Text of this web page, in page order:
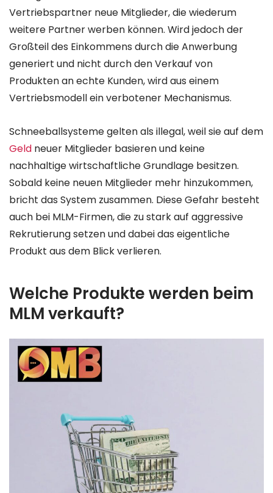
Vertriebspartner neue Mitglieder, die wiederum
weitere Partner werben können. Wird jedoch der
Großteil des Einkommens durch die Anwerbung
generiert und nicht durch den Verkauf von
Produkten an echte Kunden, wird aus einem
Vertriebsmodell ein verbotener Mechanismus.
Schneeballsysteme gelten als illegal, weil sie auf dem
Geld neuer Mitglieder basieren und keine
nachhaltige wirtschaftliche Grundlage besitzen.
Sobald keine neuen Mitglieder mehr hinzukommen,
bricht das System zusammen. Diese Gefahr besteht
auch bei MLM-Firmen, die zu stark auf aggressive
Rekrutierung setzen und dabei das eigentliche
Produkt aus dem Blick verlieren.
Welche Produkte werden beim
MLM verkauft?